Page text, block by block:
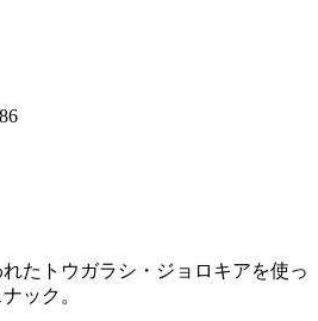
たトウガラシ・ジョロキアを使っ
ック。